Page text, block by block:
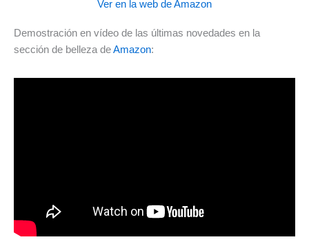
Ver en la web de Amazon
Demostración en vídeo de las últimas novedades en la
sección de belleza deAmazon: